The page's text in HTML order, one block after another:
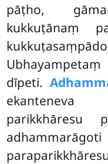
pāṭho,
kukkuṭānaṃ
dīpeti.
parikkhāresu